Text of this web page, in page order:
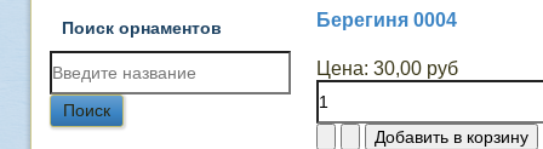
Поиск орнаментов Берегиня 0004
Цена: 30,00 руб